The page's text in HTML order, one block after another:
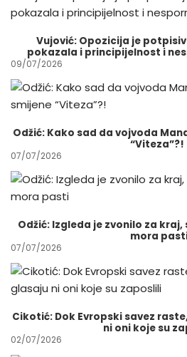
Vujović: Opozicija je
pokazala i principijelnost i
09/07/2026
Odžić: Kako sad da vojvoda
“Viteza”?!
07/07/2026
Odžić: Izgleda je zvonilo za
mora
07/07/2026
Cikotić: Dok Evropski savez
ni oni koje su
02/07/2026